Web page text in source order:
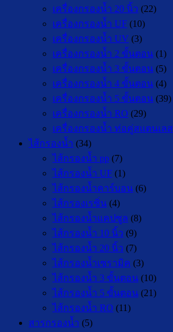
เครื่องกรองน้ำ 20 นิ้ว (22)
เครื่องกรองน้ำ UF (10)
เครื่องกรองน้ำ UV (3)
เครื่องกรองน้ำ 2 ขั้นตอน (1)
เครื่องกรองน้ำ 3 ขั้นตอน (5)
เครื่องกรองน้ำ 4 ขั้นตอน (4)
เครื่องกรองน้ำ 5 ขั้นตอน (39)
เครื่องกรองน้ำ RO (29)
เครื่องกรองน้ำ ท่อคู่สแตนเลส
ไส้กรองน้ำ (34)
ไส้กรองน้ำ pp (7)
ไส้กรองน้ำ UF (1)
ไส้กรองน้ำคาร์บอน (6)
ไส้กรองเรซิ่น (4)
ไส้กรองน้ำแคปซูล (8)
ไส้กรองน้ำ 10 นิ้ว (9)
ไส้กรองน้ำ 20 นิ้ว (7)
ไส้กรองน้ำเซรามิค (3)
ไส้กรองน้ำ 3 ขั้นตอน (10)
ไส้กรองน้ำ 5 ขั้นตอน (21)
ไส้กรองน้ำ RO (11)
สารกรองน้ำ (5)